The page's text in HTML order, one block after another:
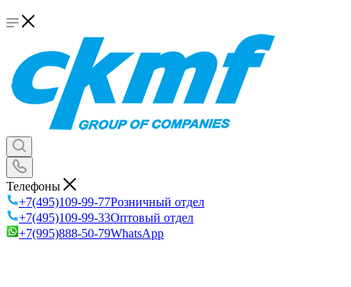
Телефоны
+7(495)109-99-77Розничный отдел
+7(495)109-99-33Оптовый отдел
+7(995)888-50-79WhatsApp